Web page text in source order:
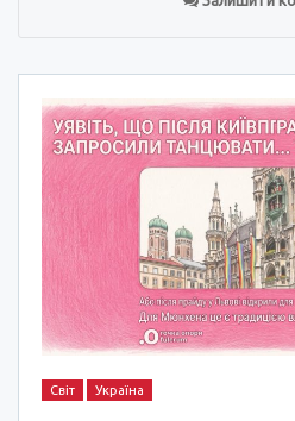
Світ Україна